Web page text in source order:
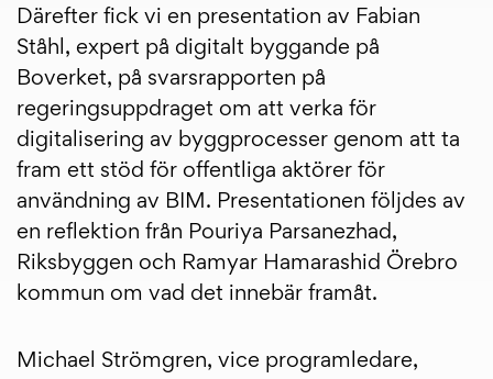
Därefter fick vi en presentation av Fabian
Ståhl, expert på digitalt byggande på
Boverket, på svarsrapporten på
regeringsuppdraget om att verka för
digitalisering av byggprocesser genom att ta
fram ett stöd för offentliga aktörer för
användning av BIM. Presentationen följdes av
en reflektion från Pouriya Parsanezhad,
Riksbyggen och Ramyar Hamarashid Örebro
kommun om vad det innebär framåt.
Michael Strömgren, vice programledare,